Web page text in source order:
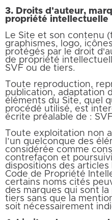
3. Droits d'auteur,
propriété intellectuelle
Le Site et son contenu
graphismes, logo,
protégés par le droit
de propriété
SVF ou de tiers.
Toute reproduction,
publication, adaptation
éléments du Site, quel
procédé utilisé, est
écrite préalable de :
Toute exploitation non
l’un quelconque des
considérée comme
contrefaçon et
dispositions des
Code de Propriété
certains noms cités
des marques qui sont
tiers sans que la
soit nécessairement